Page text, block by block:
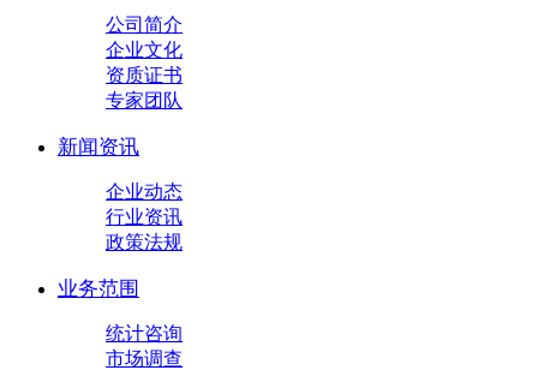
公司简介
企业文化
资质证书
专家团队
新闻资讯
企业动态
行业资讯
政策法规
业务范围
统计咨询
市场调查